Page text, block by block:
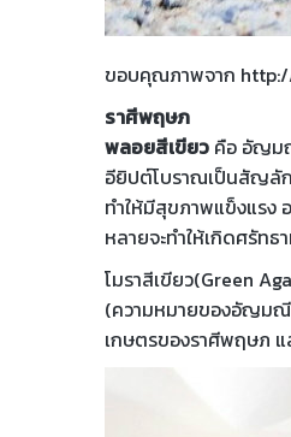
ขอบคุณภาพจาก
ราศีพฤษภ
พลอยสีเขียว คือ อัญม
อียิปต์โบราณเป็นสัญลั
ทำให้มีสุขภาพแข็งแรง
หลายจะทำให้เกิดศรัท
โมราสีเขียว(Green
(ความหมายของอัญมณี
เกษตรของราศีพฤษภ